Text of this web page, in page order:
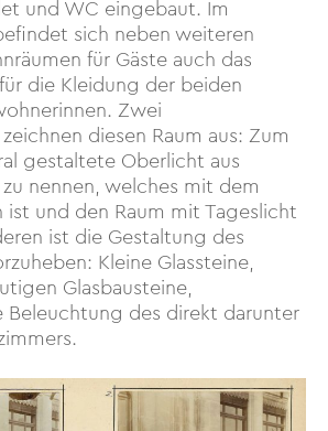
und WC eingebaut. Im
sich neben weiteren
für Gäste auch das
die Kleidung der beiden
Zwei
diesen Raum aus: Zum
gestaltete Oberlicht aus
nennen, welches mit dem
ist und den Raum mit Tageslicht
ist die Gestaltung des
Kleine Glassteine,
Glasbausteine,
Beleuchtung des direkt darunter